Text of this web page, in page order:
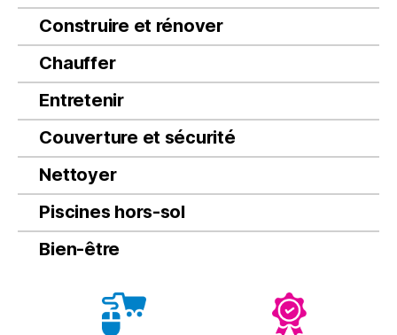
Construire et rénover
Chauffer
Entretenir
Couverture et sécurité
Nettoyer
Piscines hors-sol
Bien-être